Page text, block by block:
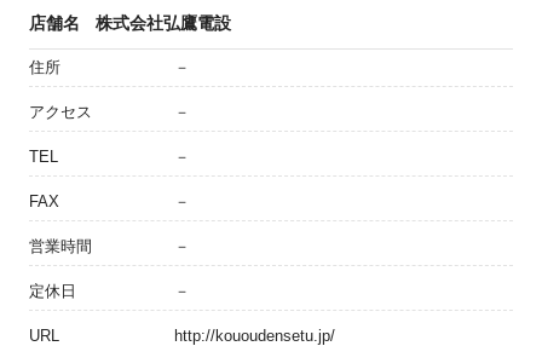
店舗名 株式会社弘鷹電設
住所 －
アクセス －
TEL －
FAX －
営業時間 －
定休日 －
URL http://kououdensetu.jp/